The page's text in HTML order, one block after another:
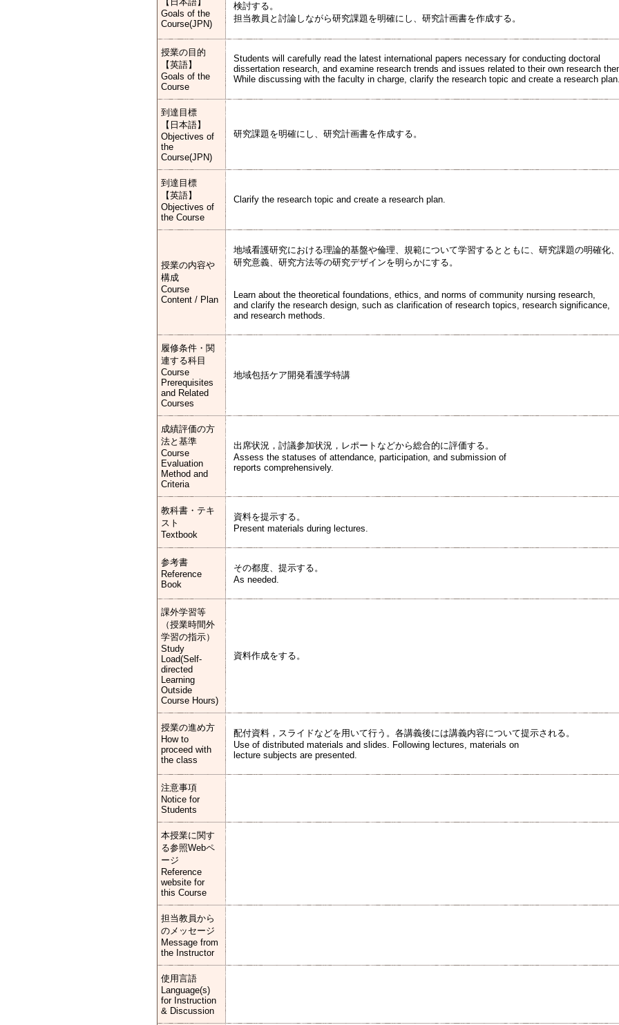
Goals of the
Course(JPN)
検討する。
担当教員と討論しながら研究課題を明確にし、研究計画書を作成する。
授業の目的
【英語】
Goals of the
Course
Students will carefully read the latest international papers necessary for conducting doctoral
dissertation research, and examine research trends and issues related to their own research
While discussing with the faculty in charge, clarify the research topic and create a research
到達目標
【日本語】
Objectives of
the
Course(JPN)
研究課題を明確にし、研究計画書を作成する。
到達目標
【英語】
Objectives of
the Course
Clarify the research topic and create a research plan.
授業の内容や
構成
Course
Content / Plan
地域看護研究における理論的基盤や倫理、規範について学習するとともに、研究課題の明確化、
研究意義、研究方法等の研究デザインを明らかにする。
Learn about the theoretical foundations, ethics, and norms of community nursing research,
and clarify the research design, such as clarification of research topics, research significance,
and research methods.
履修条件・関
連する科目
Course
Prerequisites
and Related
Courses
地域包括ケア開発看護学特講
成績評価の方
法と基準
Course
Evaluation
Method and
Criteria
出席状況，討議参加状況，レポートなどから総合的に評価する。
Assess the statuses of attendance, participation, and submission of
reports comprehensively.
教科書・テキ
スト
Textbook
資料を提示する。
Present materials during lectures.
参考書
Reference
Book
その都度、提示する。
As needed.
課外学習等
（授業時間外
学習の指示）
Study
Load(Self-
directed
Learning
Outside
Course Hours)
資料作成をする。
授業の進め方
How to
proceed with
the class
配付資料，スライドなどを用いて行う。各講義後には講義内容について提示される。
Use of distributed materials and slides. Following lectures, materials on
lecture subjects are presented.
注意事項
Notice for
Students
本授業に関す
る参照Webペ
ージ
Reference
website for
this Course
担当教員から
のメッセージ
Message from
the Instructor
使用言語
Language(s)
for Instruction
& Discussion